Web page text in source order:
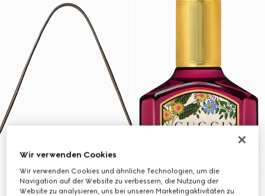
Wir verwenden Cookies
Wir verwenden Cookies und ähnliche Technologien, um die
Navigation auf der Website zu verbessern, die Nutzung der
Website zu analysieren, uns bei unseren Marketingaktivitäten zu